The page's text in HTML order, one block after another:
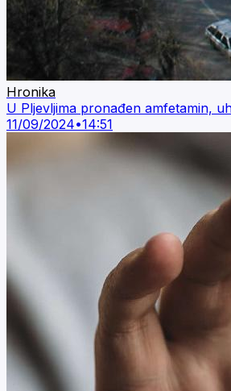
Hronika
U Pljevljima pronađen amfetamin,
11/09/2024•14:51